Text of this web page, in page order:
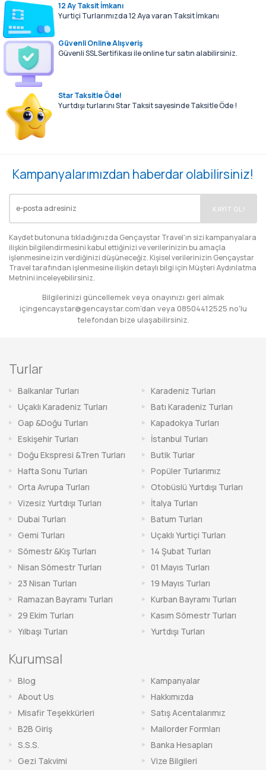
12 Ay Taksit İmkanı
Yurtiçi Turlarımızda 12 Aya varan Taksit İmkanı
Güvenli Online Alışveriş
Güvenli SSL Sertifikası ile online tur satın alabilirsiniz.
Star Taksitle Öde!
Yurtdışı turlarını Star Taksit sayesinde Taksitle Öde !
Kampanyalarımızdan haberdar olabilirsiniz!
KAYIT OL!
Kaydet butonuna tıkladığınızda Gençaystar Travel'ın sizi kampanyalara
ilişkin bilgilendirmesini kabul ettiğinizi ve verilerinizin bu amaçla
işlenmesine izin verdiğinizi düşüneceğiz. Kişisel verilerinizin Gençaystar
Travel tarafından işlenmesine ilişkin detaylı bilgi için Müşteri Aydınlatma
Metnini inceleyebilirsiniz.
Bilgilerinizi güncellemek veya onayınızı geri almak
içingencaystar@gencaystar.com'dan veya 08504412525 no'lu
telefondan bize ulaşabilirsiniz.
Turlar
Balkanlar Turları
Karadeniz Turları
Uçaklı Karadeniz Turları
Batı Karadeniz Turları
Gap &Doğu Turları
Kapadokya Turları
Eskişehir Turları
İstanbul Turları
Doğu Ekspresi &Tren Turları
Butik Turlar
Hafta Sonu Turları
Popüler Turlarımız
Orta Avrupa Turları
Otobüslü Yurtdışı Turları
Vizesiz Yurtdışı Turları
İtalya Turları
Dubai Turları
Batum Turları
Gemi Turları
Uçaklı Yurtiçi Turları
Sömestr &Kış Turları
14 Şubat Turları
Nisan Sömestr Turları
01 Mayıs Turları
23 Nisan Turları
19 Mayıs Turları
Ramazan Bayramı Turları
Kurban Bayramı Turları
29 Ekim Turları
Kasım Sömestr Turları
Yılbaşı Turları
Yurtdışı Turları
Kurumsal
Blog
Kampanyalar
About Us
Hakkımızda
Misafir Teşekkürleri
Satış Acentalarımız
B2B Giriş
Mailorder Formları
S.S.S.
Banka Hesapları
Gezi Takvimi
Vize Bilgileri